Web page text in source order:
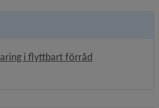
i flyttbart förråd